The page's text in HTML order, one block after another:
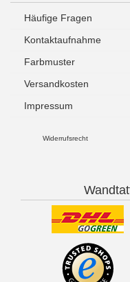
Häufige Fragen
Kontaktaufnahme
Farbmuster
Versandkosten
Impressum
Widerrufsrecht